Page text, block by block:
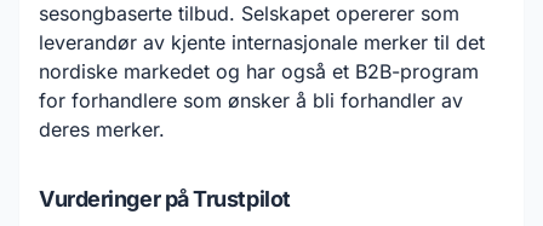
sesongbaserte tilbud. Selskapet opererer som
leverandør av kjente internasjonale merker til det
nordiske markedet og har også et B2B-program
for forhandlere som ønsker å bli forhandler av
deres merker.
Vurderinger på Trustpilot